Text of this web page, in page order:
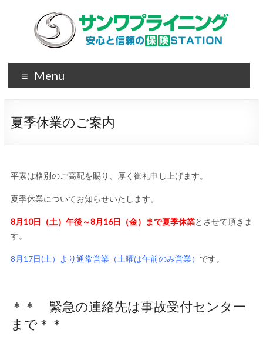
Menu
夏季休業のご案内
平素は格別のご高配を賜り、厚く御礼申し上げます。
夏季休業についてお知らせいたします。
8月10日（土）午後～8月16日（金）まで夏季休業とさせて頂きま
す。
8月17日(土）より通常営業（土曜は午前のみ営業） です。
＊＊ 緊急の連絡先は事故受付センター
まで＊＊